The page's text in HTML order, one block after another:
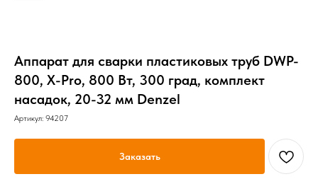
Аппарат для сварки пластиковых труб DWP-
800, Х-Pro, 800 Вт, 300 град, комплект
насадок, 20-32 мм Denzel
Артикул: 94207
Заказать